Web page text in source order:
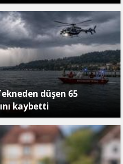
düşen 65
kaybetti